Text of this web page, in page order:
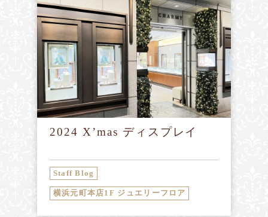
2024 X’mas ディスプレイ
Staff Blog
横浜元町本店1F ジュエリーフロア